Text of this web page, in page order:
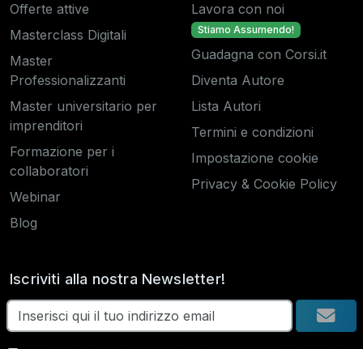
Offerte attive
Masterclass Digitali
Master
Professionalizzanti
Master universitario per
imprenditori
Formazione per i
collaboratori
Webinar
Blog
Lavora con noi
Stiamo Assumendo!
Guadagna con Corsi.it
Diventa Autore
Lista Autori
Termini e condizioni
Impostazione cookie
Privacy & Cookie Policy
Iscriviti alla nostra Newsletter!